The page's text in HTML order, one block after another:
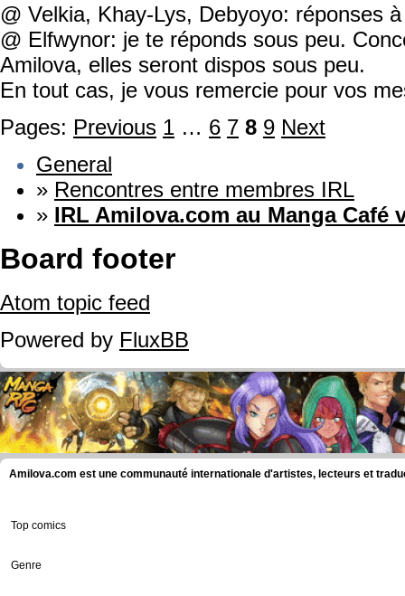
@ Velkia, Khay-Lys, Debyoyo: réponses
@ Elfwynor: je te réponds sous peu.
Amilova, elles seront dispos sous peu.
En tout cas, je vous remercie pour vos
Pages: Previous 1 … 6 7 8 9 Next
General
» Rencontres entre membres IRL
» IRL Amilova.com au Manga Café
Board footer
Atom topic feed
Powered by FluxBB
Amilova.com est une communauté internationale d'artistes, lecteurs et
Top comics
Genre